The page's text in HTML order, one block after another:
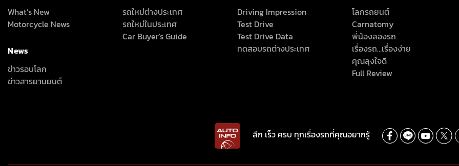
What’s New
Motorcycle News
News
ข่าวรอบโลก
ข่าวสารยานยนต์
รถใหม่ต่างประเทศ
รถใหม่ในประเทศ
Car Buyer's Guide
Driving Impression
Test Drive
Test Drive Data
ทดสอบรถต่างประเทศ
โลกรถยนต์
Carnatomy
พี่น้องลองรถ
เรื่องรถ…เรื่องง่าย
คุณลุงใจดี
Full Review
ลึก เร็ว ครบ ทุกเรื่องรถที่คุณอยากรู้